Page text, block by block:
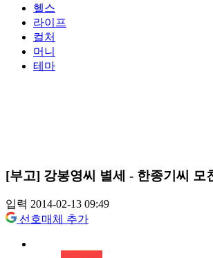
헬스
라이프
컬처
머니
테마
[부고] 강봉영씨 별세 - 한종기씨 모
입력 2014-02-13 09:49
선호매체 추가